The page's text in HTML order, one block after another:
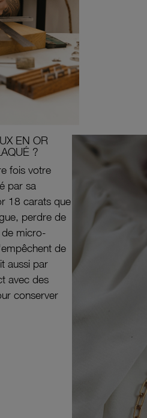
EN OR
?
fois votre
par sa
18 carats que
perdre de
de micro-
de
aussi par
avec des
conserver